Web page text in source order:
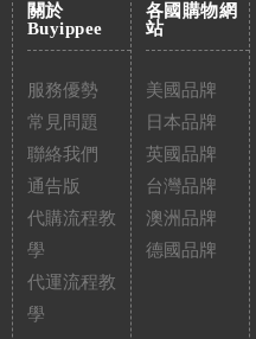
關於
Buyippee
服務優勢
常見問題
聯絡我們
通告版
代購流程教
學
代運流程教
學
各國購物網
站
美國品牌
日本品牌
英國品牌
台灣品牌
澳洲品牌
德國品牌